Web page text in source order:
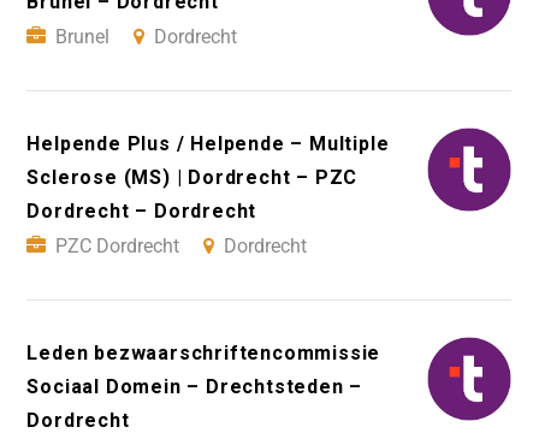
Brunel
Dordrecht
Helpende Plus / Helpende – Multiple
Sclerose (MS) | Dordrecht – PZC
Dordrecht – Dordrecht
PZC Dordrecht
Dordrecht
Leden bezwaarschriftencommissie
Sociaal Domein – Drechtsteden –
Dordrecht